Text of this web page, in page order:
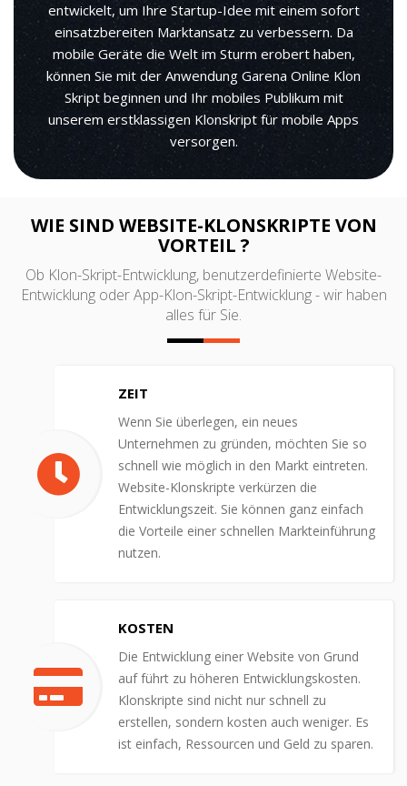
entwickelt, um Ihre Startup-Idee mit einem sofort
einsatzbereiten Marktansatz zu verbessern. Da
mobile Geräte die Welt im Sturm erobert haben,
können Sie mit der Anwendung Garena Online Klon
Skript beginnen und Ihr mobiles Publikum mit
unserem erstklassigen Klonskript für mobile Apps
versorgen.
WIE SIND WEBSITE-KLONSKRIPTE VON
VORTEIL ?
Ob Klon-Skript-Entwicklung, benutzerdefinierte Website-
Entwicklung oder App-Klon-Skript-Entwicklung - wir haben
alles für Sie.
ZEIT
Wenn Sie überlegen, ein neues
Unternehmen zu gründen, möchten Sie so
schnell wie möglich in den Markt eintreten.
Website-Klonskripte verkürzen die
Entwicklungszeit. Sie können ganz einfach
die Vorteile einer schnellen Markteinführung
nutzen.
KOSTEN
Die Entwicklung einer Website von Grund
auf führt zu höheren Entwicklungskosten.
Klonskripte sind nicht nur schnell zu
erstellen, sondern kosten auch weniger. Es
ist einfach, Ressourcen und Geld zu sparen.